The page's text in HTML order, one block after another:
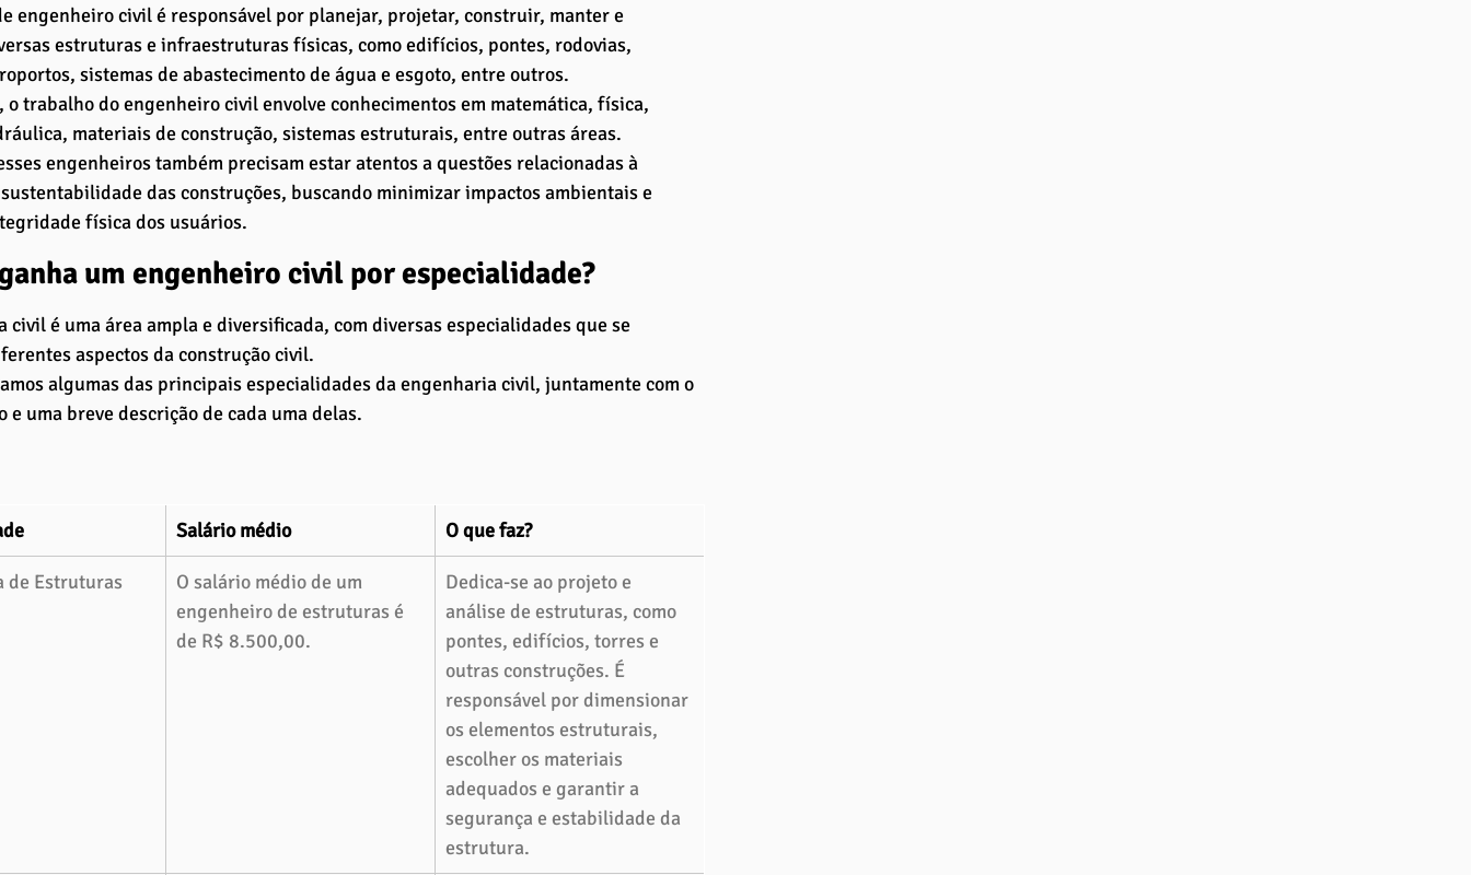
engenheiro civil é responsável por planejar, projetar, construir, manter e
estruturas e infraestruturas físicas, como edifícios, pontes, rodovias,
sistemas de abastecimento de água e esgoto, entre outros.
o trabalho do engenheiro civil envolve conhecimentos em matemática, física,
materiais de construção, sistemas estruturais, entre outras áreas.
engenheiros também precisam estar atentos a questões relacionadas à
das construções, buscando minimizar impactos ambientais e
física dos usuários.
um engenheiro civil por especialidade?
civil é uma área ampla e diversificada, com diversas especialidades que se
aspectos da construção civil.
algumas das principais especialidades da engenharia civil, juntamente com o
e uma breve descrição de cada uma delas.
Salário médio O que faz?
de Estruturas
O salário médio de um
engenheiro de estruturas é
de R$ 8.500,00.
Dedica-se ao projeto e
análise de estruturas, como
pontes, edifícios, torres e
outras construções. É
responsável por dimensionar
os elementos estruturais,
escolher os materiais
adequados e garantir a
segurança e estabilidade da
estrutura.